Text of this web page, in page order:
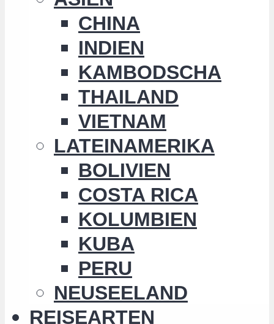
CHINA
INDIEN
KAMBODSCHA
THAILAND
VIETNAM
LATEINAMERIKA
BOLIVIEN
COSTA RICA
KOLUMBIEN
KUBA
PERU
NEUSEELAND
REISEARTEN